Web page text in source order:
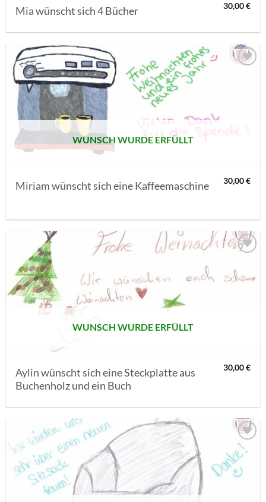
Mia wünscht sich 4 Bücher 30,00€
WUNSCH WURDE ERFÜLLT
Miriam wünscht sich eine Kaffeemaschine 30,00€
MERKLISTE
SETZEN
WUNSCH WURDE ERFÜLLT
Aylin wünscht sich eine Steckplatte aus
Buchenholz und ein Buch
30,00€
AUF MEINE
MERKLISTE
SETZEN